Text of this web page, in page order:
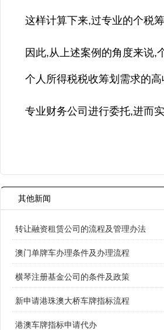
这样计算下来,过专业的个税
因此,从上述案例的角度来说,
个人所得税税收筹划需求的
专业财务公司进行委托,进而
其他新闻
转让融资租赁公司的流程及管理办法
澳门单牌车办理条件及办理流程
横琴注册基金公司的条件及政策
新申请港珠澳大桥车牌指标流程
港澳车牌指标申请代办